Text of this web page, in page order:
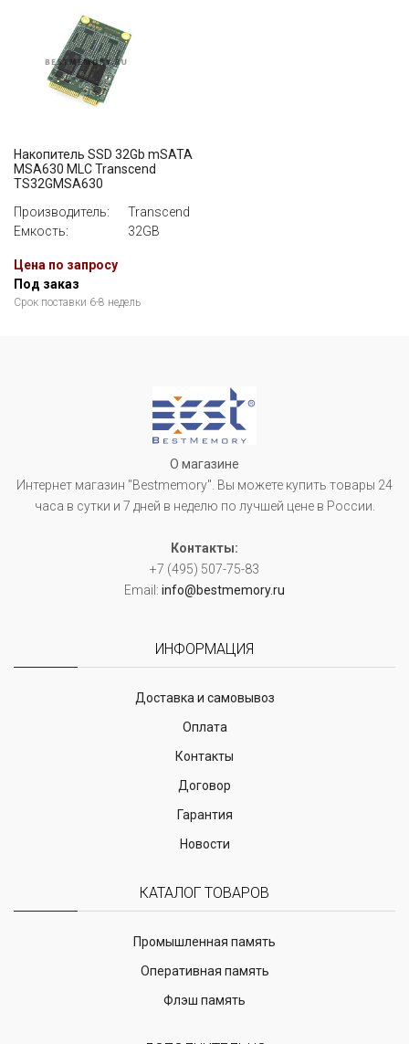
Накопитель SSD 32Gb mSATA
MSA630 MLC Transcend
TS32GMSA630
Производитель:
Transcend
Емкость:
32GB
Цена по запросу
Под заказ
Срок поставки 6-8 недель
О магазине
Интернет магазин "Bestmemory". Вы можете купить товары 24
часа в сутки и 7 дней в неделю по лучшей цене в России.
Контакты:
+7 (495) 507-75-83
Email: info@bestmemory.ru
ИНФОРМАЦИЯ
Доставка и самовывоз
Оплата
Контакты
Договор
Гарантия
Новости
КАТАЛОГ ТОВАРОВ
Промышленная память
Оперативная память
Флэш память